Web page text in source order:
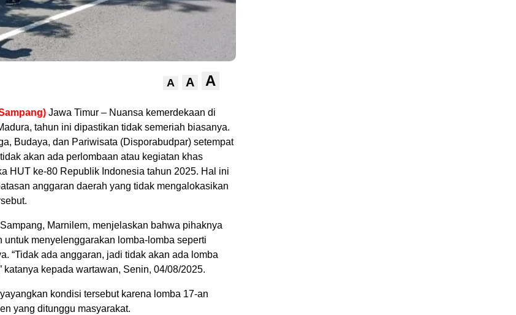
A A A
Jawa Timur – Nuansa kemerdekaan di
tahun ini dipastikan tidak semeriah biasanya.
Budaya, dan Pariwisata (Disporabudpar) setempat
akan ada perlombaan atau kegiatan khas
HUT ke-80 Republik Indonesia tahun 2025. Hal ini
anggaran daerah yang tidak mengalokasikan
Marnilem, menjelaskan bahwa pihaknya
untuk menyelenggarakan lomba-lomba seperti
“Tidak ada anggaran, jadi tidak akan ada lomba
katanya kepada wartawan, Senin, 04/08/2025.
kondisi tersebut karena lomba 17-an
yang ditunggu masyarakat.